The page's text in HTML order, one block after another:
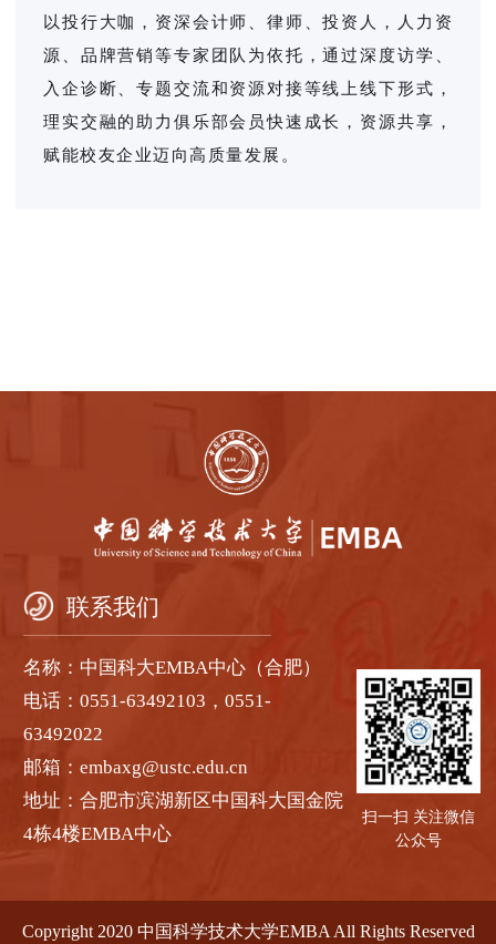
以投行大咖，资深会计师、律师、投资人，人力资
源、品牌营销等专家团队为依托，通过深度访学、
入企诊断、专题交流和资源对接等线上线下形式，
理实交融的助力俱乐部会员快速成长，资源共享，
赋能校友企业迈向高质量发展。
联系我们
名称：中国科大EMBA中心（合肥）
电话：0551-63492103，0551-
63492022
邮箱：embaxg@ustc.edu.cn
地址：合肥市滨湖新区中国科大国金院
4栋4楼EMBA中心
扫一扫 关注微信
公众号
Copyright 2020 中国科学技术大学EMBA All Rights Reserved